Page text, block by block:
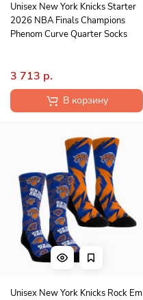
Unisex New York Knicks Starter
2026 NBA Finals Champions
Phenom Curve Quarter Socks
3 713 р.
В корзину
Unisex New York Knicks Rock Em